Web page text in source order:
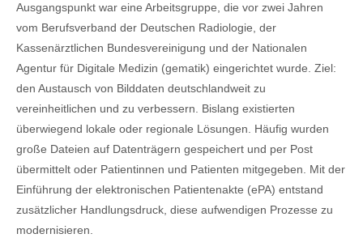
Ausgangspunkt war eine Arbeitsgruppe, die vor zwei Jahren
vom Berufsverband der Deutschen Radiologie, der
Kassenärztlichen Bundesvereinigung und der Nationalen
Agentur für Digitale Medizin (gematik) eingerichtet wurde. Ziel:
den Austausch von Bilddaten deutschlandweit zu
vereinheitlichen und zu verbessern. Bislang existierten
überwiegend lokale oder regionale Lösungen. Häufig wurden
große Dateien auf Datenträgern gespeichert und per Post
übermittelt oder Patientinnen und Patienten mitgegeben. Mit der
Einführung der elektronischen Patientenakte (ePA) entstand
zusätzlicher Handlungsdruck, diese aufwendigen Prozesse zu
modernisieren.